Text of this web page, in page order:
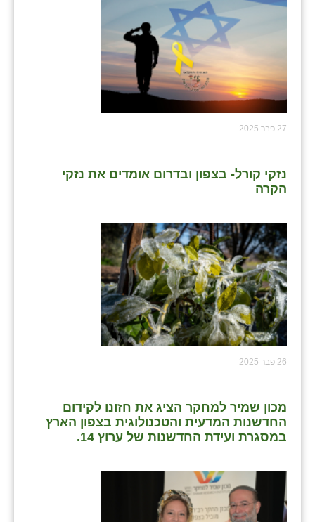
27 פבר 2025
נזקי קורל- בצפון ובדרום אומדים את נזקי
הקרה
26 פבר 2025
מכון שמיר למחקר הציג את חזונו לקידום
החדשנות המדעית והטכנולוגית בצפון הארץ
במסגרת ועידת החדשנות של ערוץ 14.